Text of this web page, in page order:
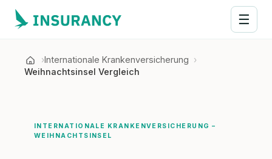
☰
Internationale Krankenversicherung
Weihnachtsinsel Vergleich
INTERNATIONALE KRANKENVERSICHERUNG –
WEIHNACHTSINSEL